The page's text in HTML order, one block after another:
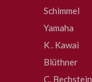
Schimmel
Yamaha
K . Kawai
Blüthner
C. Bechstein